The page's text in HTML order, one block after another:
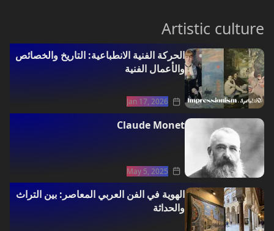
سوسيولوجيا الفن
Artistic culture
الحركة الفنية الانطباعية: التاريخ والخصائص
والأعمال الفنية
Jan 17, 2026
Claude Monet
May 5, 2025
الهوية في الفن العربي المعاصر: بين التراث
والحداثة